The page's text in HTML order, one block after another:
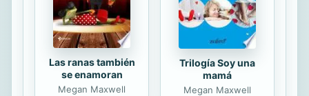
Las ranas también
se enamoran
Megan Maxwell
Trilogía Soy una
mamá
Megan Maxwell